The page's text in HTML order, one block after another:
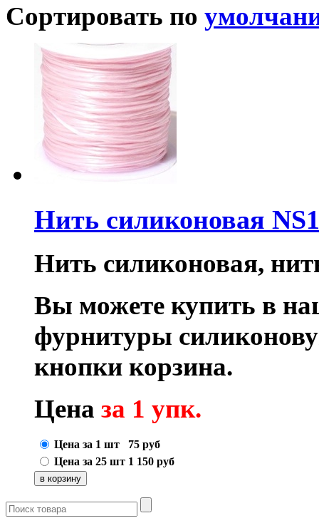
Сортировать по
Нить силиконовая
Нить силиконовая,
Вы можете купить в
фурнитуры
кнопки корзина.
Цена за 1 упк.
Цена за 1 шт 75 руб
Цена за 25 шт 1 150 руб